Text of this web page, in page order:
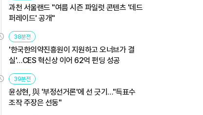
과천 서울랜드 "여름 시즌 파일럿 콘텐츠 '데드
퍼레이드' 공개"
38분전
'한국한의약진흥원이 지원하고 오너브가 결
실'…CES 혁신상 이어 62억 펀딩 성공
39분전
윤상현, 與 '부정선거론'에 선 긋기…"득표수
조작 주장은 선동"